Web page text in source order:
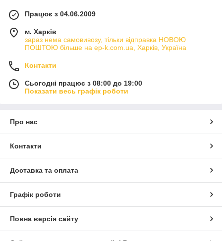
Працює з 04.06.2009
м. Харків
зараз нема самовивозу, тільки відправка НОВОЮ
ПОШТОЮ більше на ep-k.com.ua, Харків, Україна
Контакти
Сьогодні працює з 08:00 до 19:00
Показати весь графік роботи
Про нас
Контакти
Доставка та оплата
Графік роботи
Повна версія сайту